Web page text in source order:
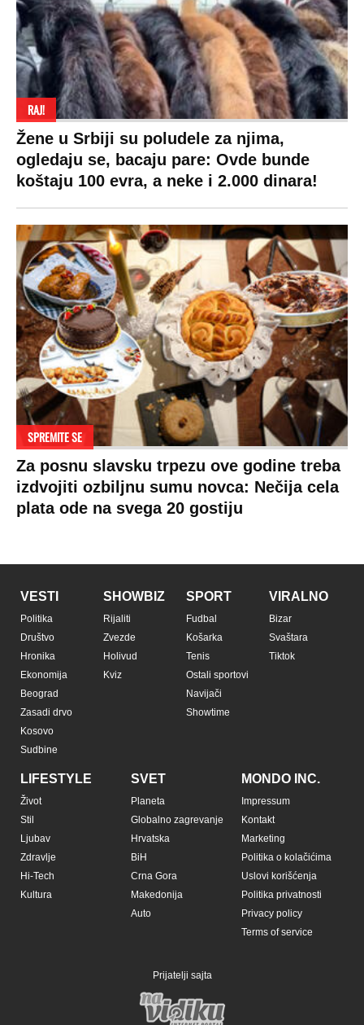
RAJ!
Žene u Srbiji su poludele za njima,
ogledaju se, bacaju pare: Ovde bunde
koštaju 100 evra, a neke i 2.000 dinara!
SPREMITE SE
Za posnu slavsku trpezu ove godine treba
izdvojiti ozbiljnu sumu novca: Nečija cela
plata ode na svega 20 gostiju
VESTI
Politika
Društvo
Hronika
Ekonomija
Beograd
Zasadi drvo
Kosovo
Sudbine
SHOWBIZ
Rijaliti
Zvezde
Holivud
Kviz
SPORT
Fudbal
Košarka
Tenis
Ostali sportovi
Navijači
Showtime
VIRALNO
Bizar
Svaštara
Tiktok
LIFESTYLE
Život
Stil
Ljubav
Zdravlje
Hi-Tech
Kultura
SVET
Planeta
Globalno zagrevanje
Hrvatska
BiH
Crna Gora
Makedonija
Auto
MONDO INC.
Impressum
Kontakt
Marketing
Politika o kolačićima
Uslovi korišćenja
Politika privatnosti
Privacy policy
Terms of service
Prijatelji sajta